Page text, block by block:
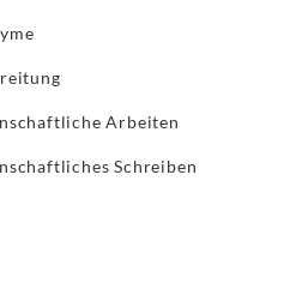
Arbeiten
Schreiben